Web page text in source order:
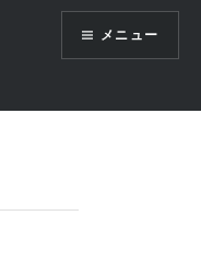
メニュー